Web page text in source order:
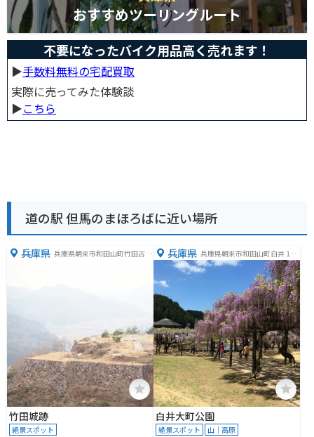
おすすめツーリングルート
不要になったバイク用品高く売れます！
▶︎手数料無料の宅配買取
実際に売ってみた体験談
▶︎こちら
道の駅 但馬のまほろばに近い場所
兵庫県 兵庫県朝来市和田山町竹田古城
竹田城跡
絶景スポット
兵庫県 兵庫県朝来市和田山町白井１０
０８
白井大町公園
絶景スポット 山｜高原